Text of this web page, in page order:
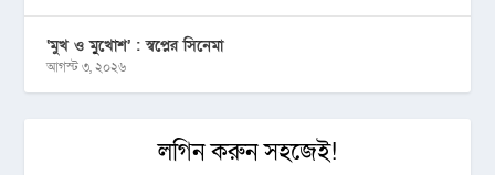
‘মুখ ও মু্খোশ’ : স্বপ্নের সিনেমা
আগস্ট ৩, ২০২৬
লগিন করুন সহজেই!